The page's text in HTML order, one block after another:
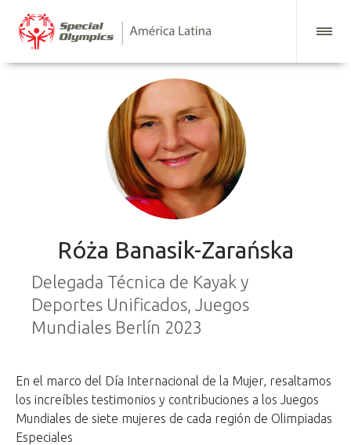
Róża Banasik-Zarańska
Delegada Técnica de Kayak y
Deportes Unificados, Juegos
Mundiales Berlín 2023
En el marco del Día Internacional de la Mujer, resaltamos
los increíbles testimonios y contribuciones a los Juegos
Mundiales de siete mujeres de cada región de Olimpiadas
Especiales